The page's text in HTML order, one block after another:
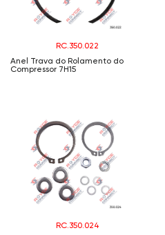
RC.350.022
Anel Trava do Rolamento do
Compressor 7H15
RC.350.024